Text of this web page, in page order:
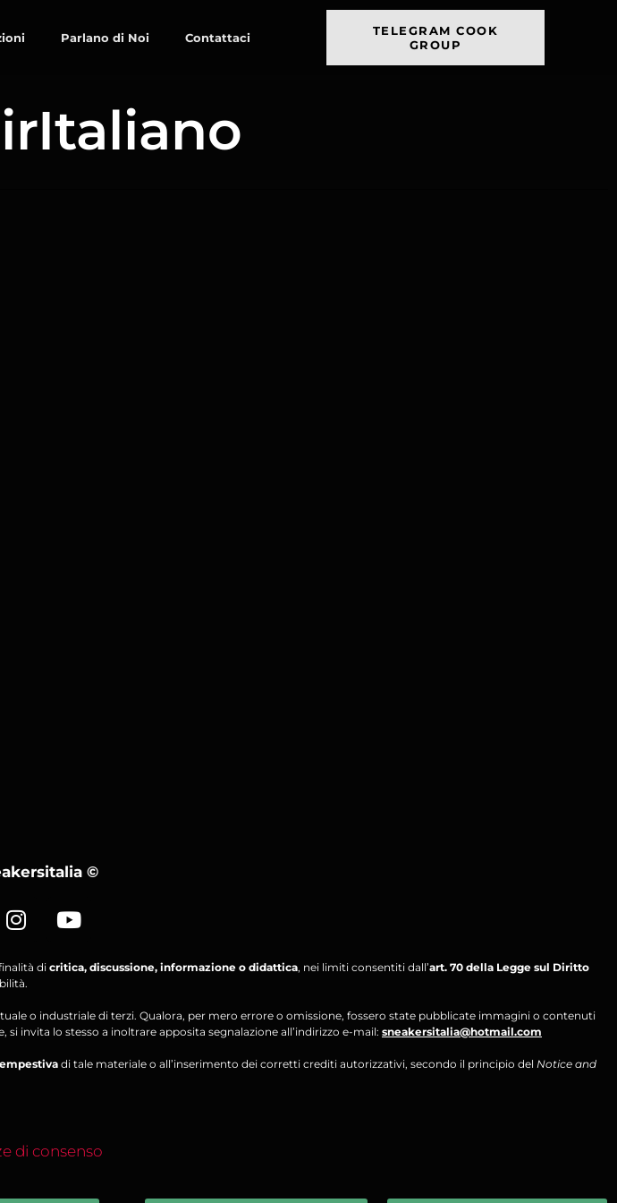
Parlano di Noi Contattaci
TELEGRAM COOK
GROUP
©
di critica, discussione, informazione o didattica, nei limiti consentiti dall’art. 70 della Legge sul Diritto
o industriale di terzi. Qualora, per mero errore o omissione, fossero state pubblicate immagini o contenuti
invita lo stesso a inoltrare apposita segnalazione all’indirizzo e-mail: sneakersitalia@hotmail.com
di tale materiale o all’inserimento dei corretti crediti autorizzativi, secondo il principio del Notice and
di consenso